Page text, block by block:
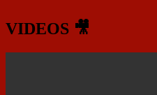
VIDEOS 🎥